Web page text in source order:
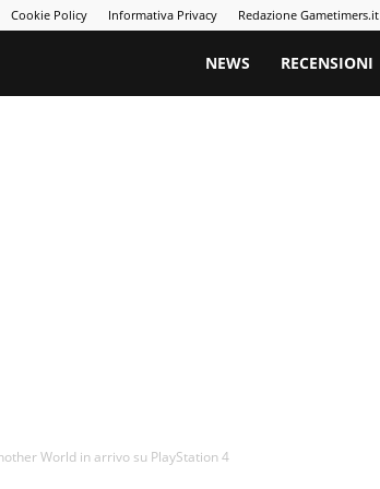
Cookie Policy Informativa Privacy Redazione Gametimers.it
Gametimers
NEWS RECENSIONI
World in arrivo su PlayStation 4